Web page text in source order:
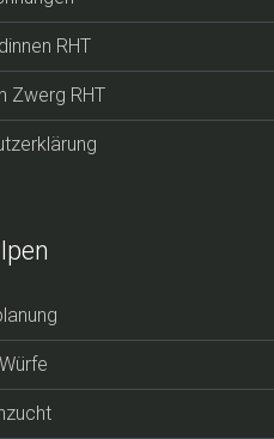
RHT
Zwerg RHT